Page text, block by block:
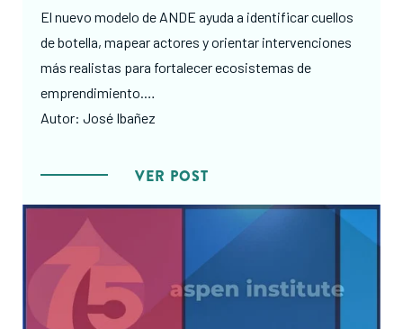
El nuevo modelo de ANDE ayuda a identificar cuellos
de botella, mapear actores y orientar intervenciones
más realistas para fortalecer ecosistemas de
emprendimiento.
Autor: José Ibañez
VER POST